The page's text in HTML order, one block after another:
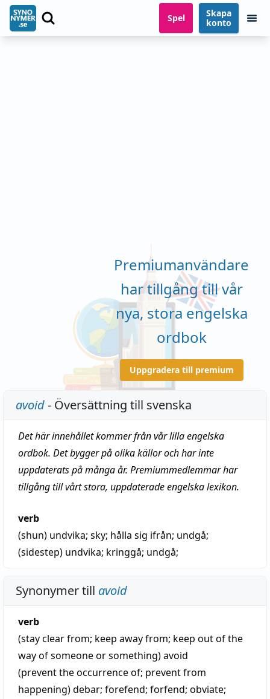
Spel
Skapa
konto
Premiumanvändare
har tillgång till vår
nya, stora engelska
ordbok
Uppgradera till premium
avoid- Översättning till svenska
Det här innehållet kommer från vår lilla engelska
ordbok. Det bygger på olika källor och har inte
uppdaterats på många år. Premiummedlemmar har
tillgång till vårt stora, uppdaterade engelska lexikon.
verb
(shun) undvika; sky; hålla sig ifrån; undgå;
(sidestep) undvika; kringgå; undgå;
Synonymer till avoid
verb
(stay clear from; keep away from; keep out of the
way of someone or something)avoid
(prevent the occurrence of; prevent from
happening)debar; forefend; forfend; obviate;